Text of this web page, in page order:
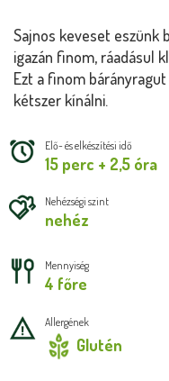
Sajnos keveset eszünk
igazán finom, ráadásul
Ezt a finom
kétszer kínálni.
Elő- és elkészítési idő
15 perc + 2,5 óra
Nehézségi szint
nehéz
Mennyiség
4 főre
Allergének
Glutén